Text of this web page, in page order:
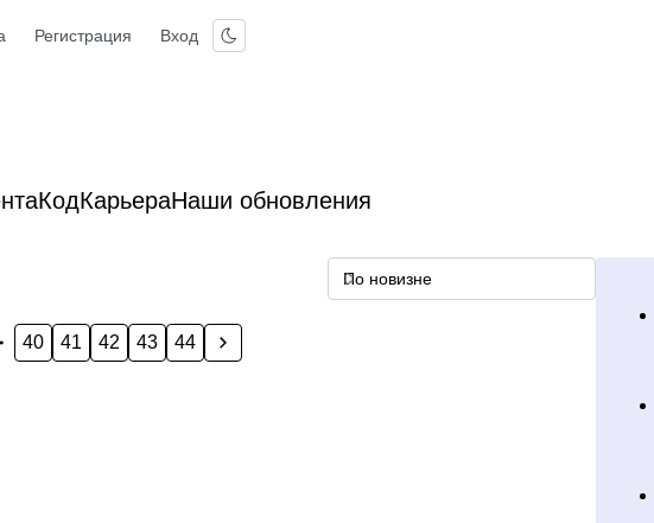
Регистрация Вход
КодКарьераНаши обновления
40 41 42 43 44